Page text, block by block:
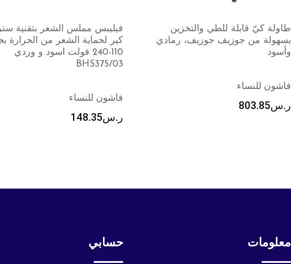
فيليبس مملس الشعر بتقنية ستريت
كير لحماية الشعر من الحرارة بجهد
فيليبس السلسلة 3000
للاستخدام الرطب والجاف أزرق
وأسود S3144/00
ر.س458.85
معلومات حسابي